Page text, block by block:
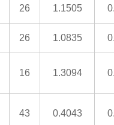
26 1.1505
26 1.0835
16 1.3094
43 0.4043